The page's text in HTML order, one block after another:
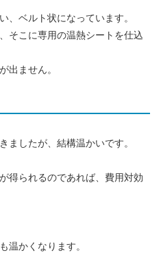
、ベルト状になっています。
そこに専用の温熱シートを仕込
出ません。
ましたが、結構温かいです。
得られるのであれば、費用対効
温かくなります。